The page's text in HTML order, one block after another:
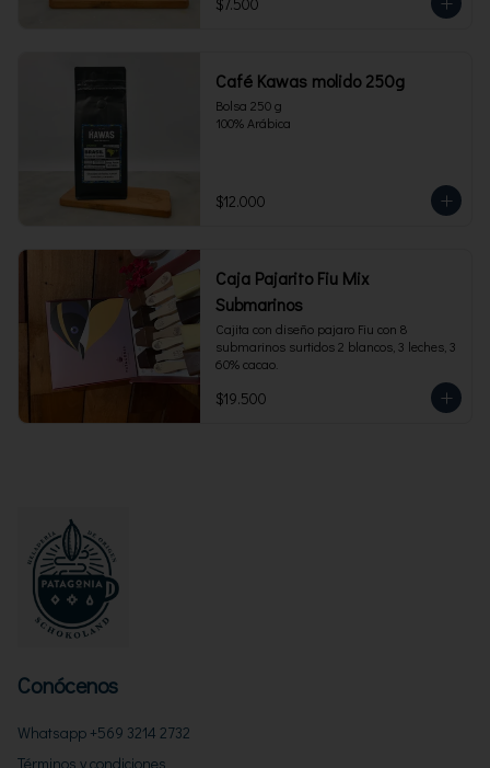
Café Kawas molido 250g
Bolsa 250 g
100% Arábica
$12.000
Caja Pajarito Fiu Mix
Submarinos
Cajita con diseño pajaro Fiu con 8
submarinos surtidos 2 blancos, 3 leches, 3
60% cacao.
$19.500
Conócenos
Whatsapp +569 3214 2732
Términos y condiciones